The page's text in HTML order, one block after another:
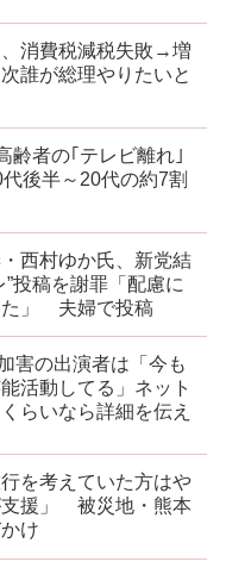
消費税減税失敗→増
誰が総理やりたいと
齢者の｢テレビ離れ｣
後半～20代の約7割
西村ゆか氏、新党結
”投稿を謝罪「配慮に
た」 夫婦で投稿
害の出演者は「今も
活動してる」ネット
らいなら詳細を伝え
を考えていた方はや
支援」 被災地・熊本
け